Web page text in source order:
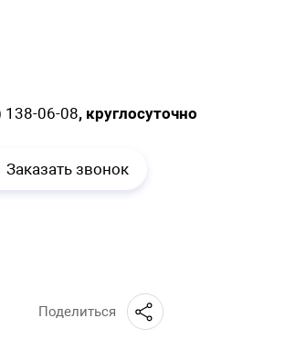
138-06-08, круглосуточно
Заказать звонок
Поделиться